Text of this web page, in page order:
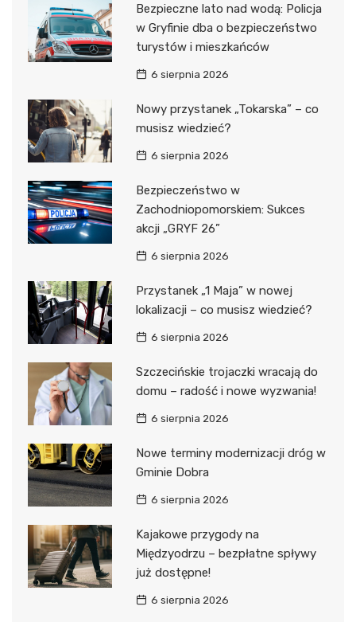
Bezpieczne lato nad wodą: Policja
w Gryfinie dba o bezpieczeństwo
turystów i mieszkańców
6 sierpnia 2026
Nowy przystanek „Tokarska” – co
musisz wiedzieć?
6 sierpnia 2026
Bezpieczeństwo w
Zachodniopomorskiem: Sukces
akcji „GRYF 26”
6 sierpnia 2026
Przystanek „1 Maja” w nowej
lokalizacji – co musisz wiedzieć?
6 sierpnia 2026
Szczecińskie trojaczki wracają do
domu – radość i nowe wyzwania!
6 sierpnia 2026
Nowe terminy modernizacji dróg w
Gminie Dobra
6 sierpnia 2026
Kajakowe przygody na
Międzyodrzu – bezpłatne spływy
już dostępne!
6 sierpnia 2026